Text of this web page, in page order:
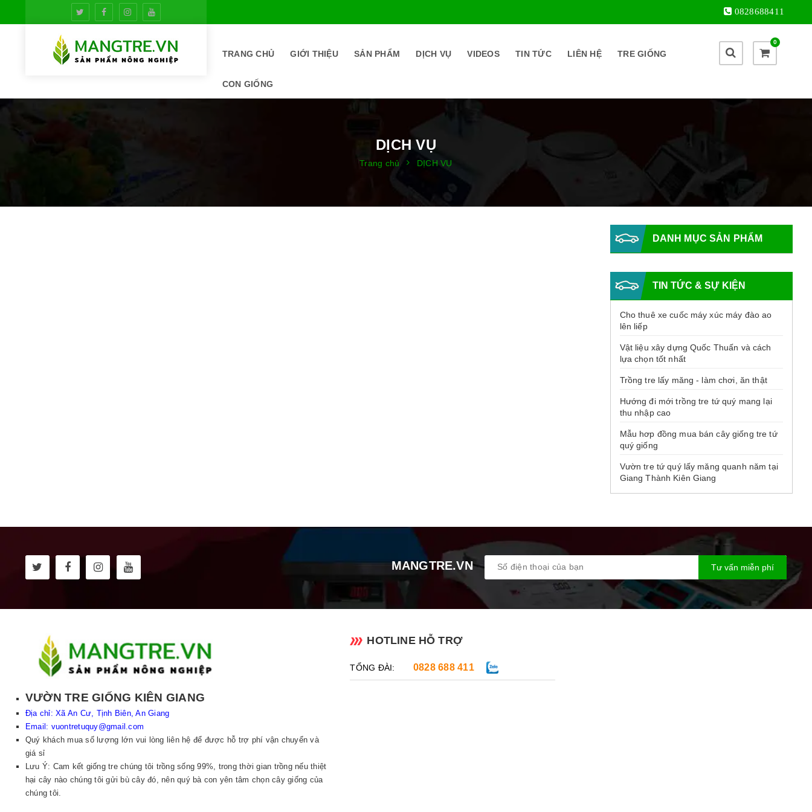
0828688411
TRANG CHỦ GIỚI THIỆU SẢN PHẨM DỊCH VỤ VIDEOS TIN TỨC LIÊN HỆ TRE GIỐNG
CON GIỐNG
0
DỊCH VỤ
Trang chủ DỊCH VỤ
DANH MỤC SẢN PHẨM
TIN TỨC & SỰ KIỆN
Cho thuê xe cuốc máy xúc máy đào ao
lên liếp
Vật liệu xây dựng Quốc Thuấn và cách
lựa chọn tốt nhất
Trồng tre lấy măng - làm chơi, ăn thật
Hướng đi mới trồng tre tứ quý mang lại
thu nhập cao
Mẫu hơp đồng mua bán cây giống tre tứ
quý giống
Vườn tre tứ quý lấy măng quanh năm tại
Giang Thành Kiên Giang
MANGTRE.VN
VƯỜN TRE GIỐNG KIÊN GIANG
Địa chỉ:Xã An Cư, Tịnh Biên, An Giang
Email: vuontretuquy@gmail.com
Quý khách mua số lượng lớn vui lòng liên hệ để được hỗ trợ phí vận chuyển và
giá sỉ
Lưu Ý: Cam kết giống tre chúng tôi trồng sống 99%, trong thời gian trồng nếu thiệt
hại cây nào chúng tôi gửi bù cây đó, nên quý bà con yên tâm chọn cây giống của
chúng tôi.
HOTLINE HỖ TRỢ
TỔNG ĐÀI: 0828 688 411